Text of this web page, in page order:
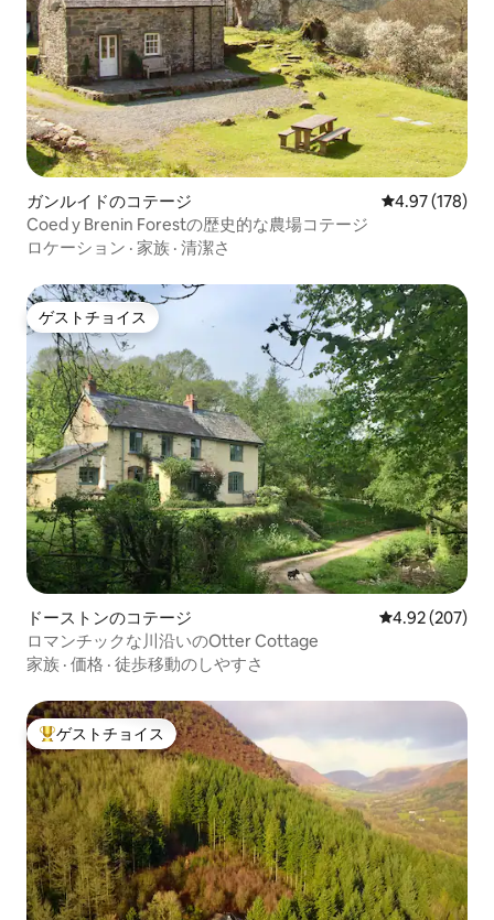
ガンルイドのコテージ レビュー178
4.97 (178)
Coed y Brenin Forestの歴史的な農場コテージ
ロケーション · 家族 · 清潔さ
ゲストチョイス
ゲストチョイス
ドーストンのコテージ レビュー207
4.92 (207)
ロマンチックな川沿いのOtter Cottage
家族 · 価格 · 徒歩移動のしやすさ
大好評のゲストチョイスです。
ゲストチョイス